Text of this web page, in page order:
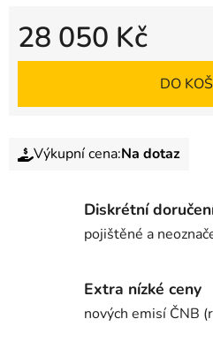
28 050 Kč
DO
Výkupní cena:Na dotaz
Diskrétní
pojištěné a
Extra nízké ceny
nových emisí ČNB